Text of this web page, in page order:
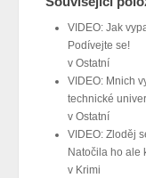
VIDEO: Jak
Podívejte se!
v Ostatní
VIDEO: Mnich
technické
v Ostatní
VIDEO: Zloděj
Natočila ho ale
v Krimi